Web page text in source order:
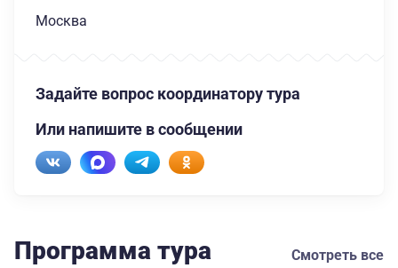
Москва
Задайте вопрос координатору тура
Или напишите в сообщении
Программа тура Смотреть все